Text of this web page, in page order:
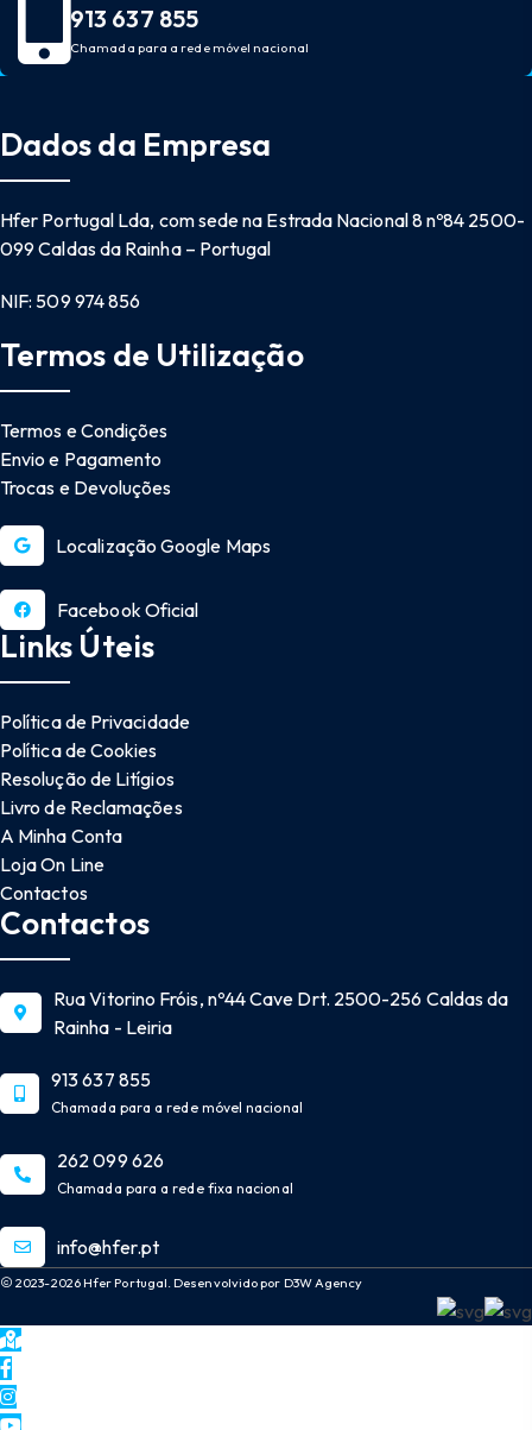
913 637 855
Chamada para a rede móvel nacional
Dados da Empresa
Hfer Portugal Lda, com sede na Estrada Nacional 8 nº84 2500-
099 Caldas da Rainha – Portugal
NIF: 509 974 856
Termos de Utilização
Termos e Condições
Envio e Pagamento
Trocas e Devoluções
Localização Google Maps
Facebook Oficial
Links Úteis
Política de Privacidade
Política de Cookies
Resolução de Litígios
Livro de Reclamações
A Minha Conta
Loja On Line
Contactos
Contactos
Rua Vitorino Fróis, nº44 Cave Drt. 2500-256 Caldas da
Rainha - Leiria
913 637 855
Chamada para a rede móvel nacional
262 099 626
Chamada para a rede fixa nacional
info@hfer.pt
2023-2026 Hfer Portugal. Desenvolvido por D3W Agency